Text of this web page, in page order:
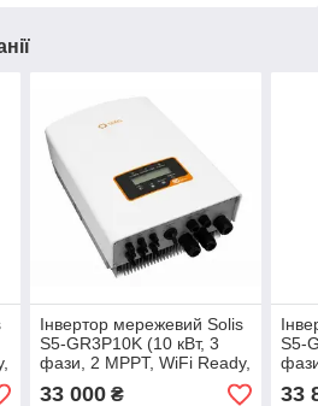
Інвертор мережевий Solis
S5-GR3P10K (10 кВт, 3
фази, 2 MPPT, WiFi Ready,
220/380В, IP66)
33 000₴
S5-
33